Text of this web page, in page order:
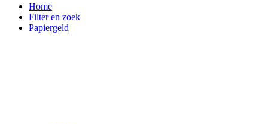
Home
Filter en zoek
Papiergeld